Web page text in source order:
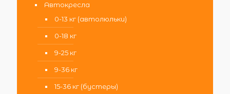
Автокресла
0-13 кг (автолюльки)
0-18 кг
9-25 кг
9-36 кг
15-36 кг (бустеры)